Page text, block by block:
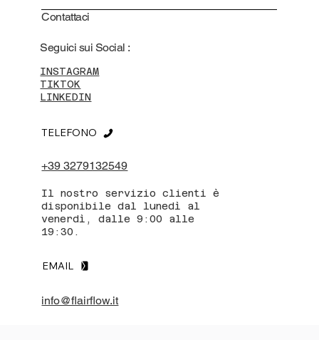
Contattaci
INSTAGRAM
TIKTOK
LINKEDIN
Seguici sui Social :
+39 3279132549
TELEFONO
Il nostro servizio clienti è
disponibile dal lunedì al
venerdì, dalle 9:00 alle
19:30.
EMAIL
info@flairflow.it